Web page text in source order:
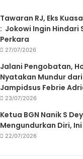
Tawaran RJ, Eks
: Jokowi Ingin Hindari
Perkara
27/07/2026
Jalani Pengobatan,
Nyatakan Mundur
Jampidsus Febrie
23/07/2026
Ketua BGN Nanik S
Mengundurkan Diri,
22/07/2026